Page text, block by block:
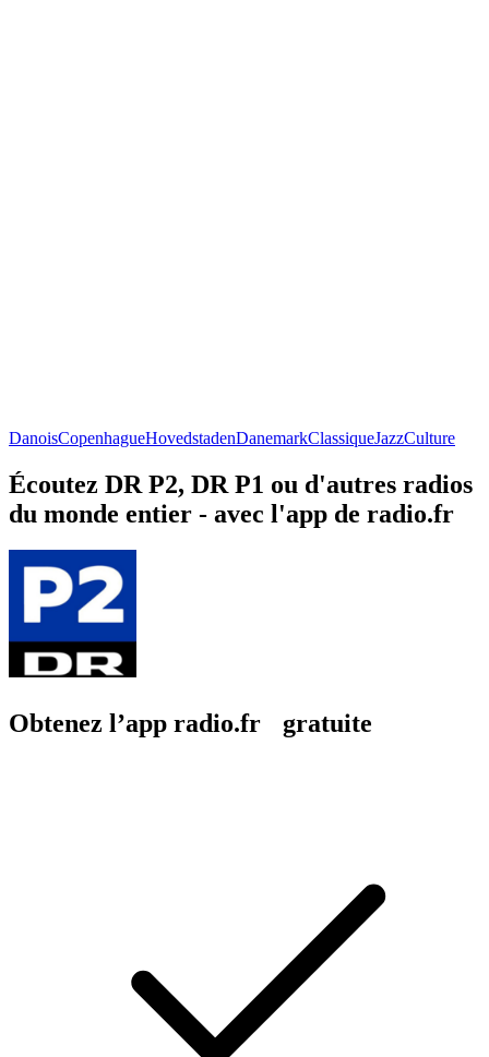
DanoisCopenhagueHovedstadenDanemarkClassiqueJazzCulture
Écoutez DR P2, DR P1 ou d'autres radios
du monde entier - avec l'app de radio.fr
Obtenez l’app radio.fr gratuite